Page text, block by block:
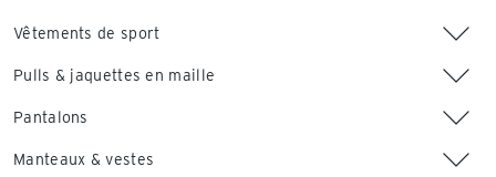
Vêtements de sport
Pulls & jaquettes en maille
Pantalons
Manteaux & vestes